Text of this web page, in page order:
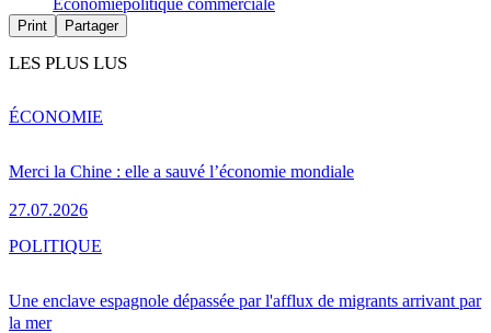
Économiepolitique commerciale
Print Partager
LES PLUS LUS
Merci la Chine : elle a sauvé l’économie mondiale
27.07.2026
ÉCONOMIE
Une enclave espagnole dépassée par l'afflux de migrants arrivant par
la mer
POLITIQUE